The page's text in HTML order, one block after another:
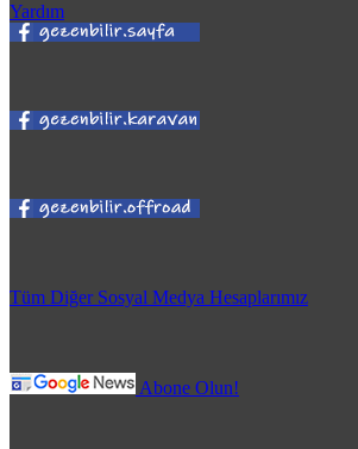
Yardım
Tüm Diğer Sosyal Medya Hesaplarımız
Abone Olun!